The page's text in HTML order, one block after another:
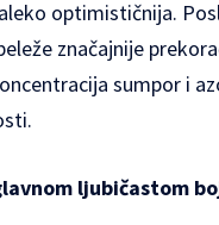
optimističnija.
značajnije
sumpor i
ljubičastom